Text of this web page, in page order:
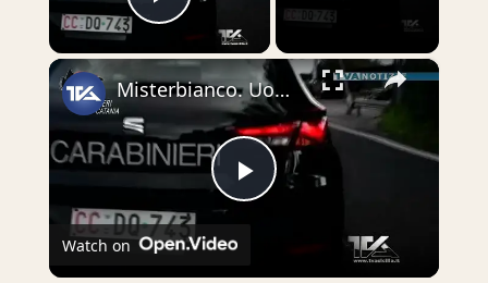
Play Video
×
Play
Misterbianco. Uomo armato di ascia semina il panico: arrestato dai Carabinieri
Watch on